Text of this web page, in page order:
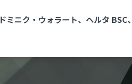
ドミニク・ウォラート、ヘルタ BSC